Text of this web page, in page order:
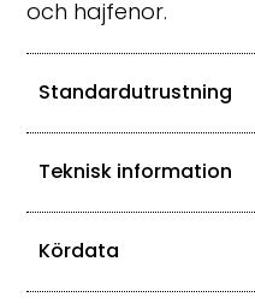
och hajfenor.
Standardutrustning
Teknisk information
Kördata